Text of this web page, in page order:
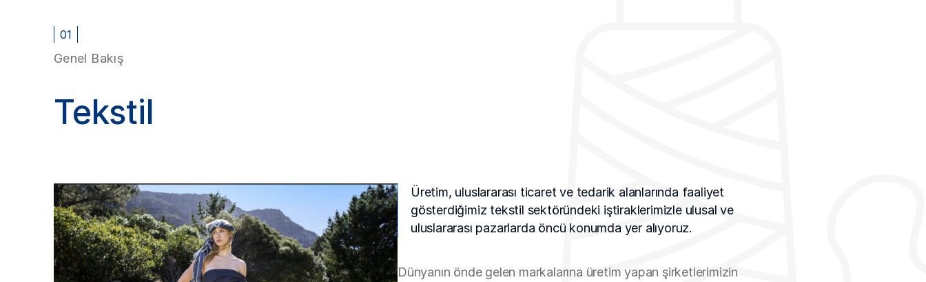
01
Genel Bakış
Tekstil
Üretim, uluslararası ticaret ve tedarik alanlarında faaliyet
gösterdiğimiz tekstil sektöründeki iştiraklerimizle ulusal ve
uluslararası pazarlarda öncü konumda yer alıyoruz.
Dünyanın önde gelen markalarına üretim yapan şirketlerimizin